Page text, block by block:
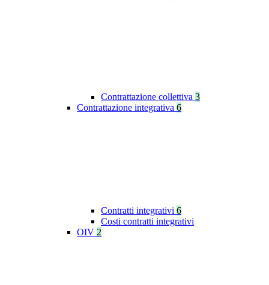
Contrattazione collettiva 3
Contrattazione integrativa 6
Contratti integrativi 6
Costi contratti integrativi
OIV 2